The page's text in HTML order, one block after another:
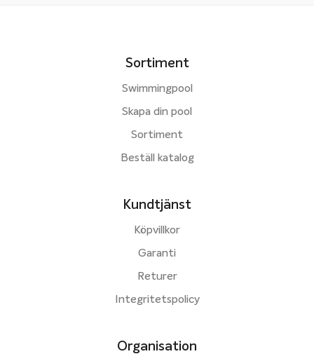
Sortiment
Swimmingpool
Skapa din pool
Sortiment
Beställ katalog
Kundtjänst
Köpvillkor
Garanti
Returer
Integritetspolicy
Organisation